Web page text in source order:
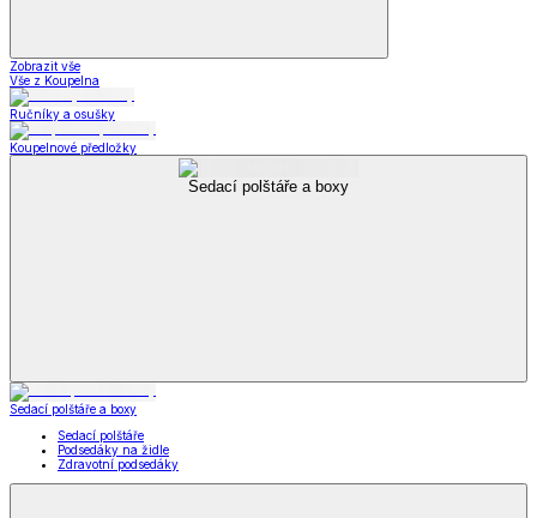
Zobrazit vše
Vše z Koupelna
Ručníky a osušky
Koupelnové předložky
Sedací polštáře a boxy
Sedací polštáře a boxy
Sedací polštáře
Podsedáky na židle
Zdravotní podsedáky